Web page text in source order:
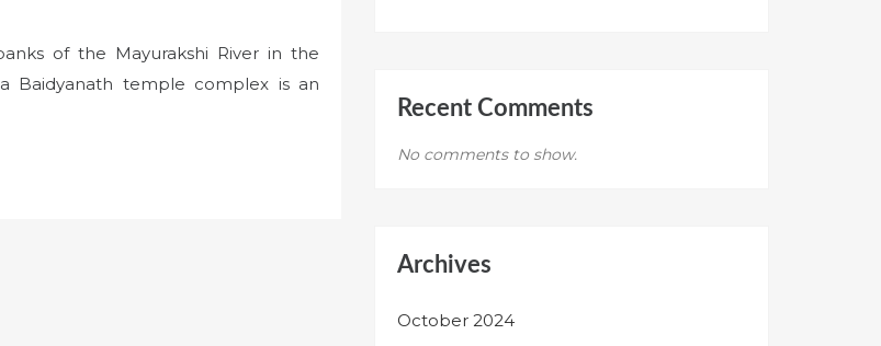
of the Mayurakshi River in the
Baidyanath temple complex is an
Recent Comments
No comments to show.
Archives
October 2024